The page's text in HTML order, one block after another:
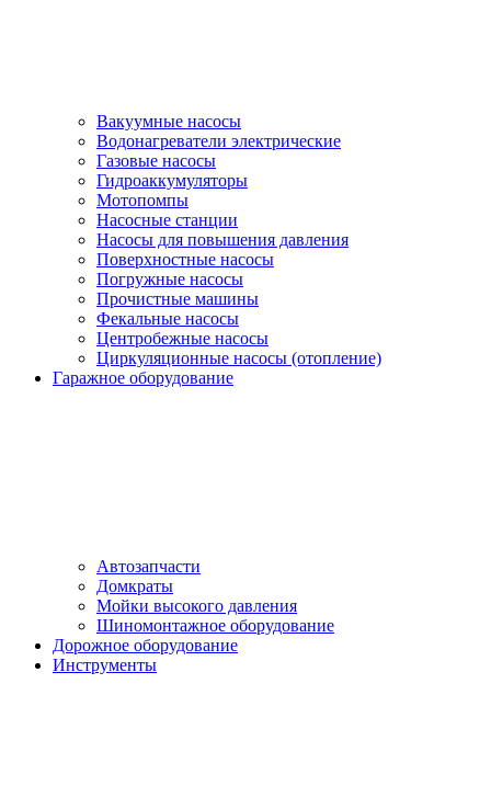
Вакуумные насосы
Водонагреватели электрические
Газовые насосы
Гидроаккумуляторы
Мотопомпы
Насосные станции
Насосы для повышения давления
Поверхностные насосы
Погружные насосы
Прочистные машины
Фекальные насосы
Центробежные насосы
Циркуляционные насосы (отопление)
Гаражное оборудование
Автозапчасти
Домкраты
Мойки высокого давления
Шиномонтажное оборудование
Дорожное оборудование
Инструменты